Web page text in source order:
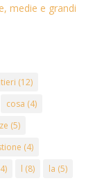
medie e grandi
(12)
cosa (4)
(5)
(4)
l (8) la (5)